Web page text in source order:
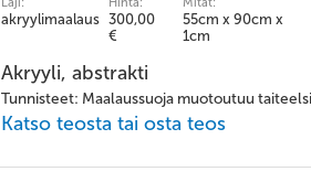
akryylimaalaus 300,00
€
55cm x 90cm x
1cm
Akryyli, abstrakti
Tunnisteet: Maalaussuoja muotoutuu taiteelsi
Katso teosta tai osta teos